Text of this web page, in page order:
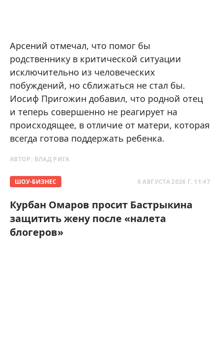
Арсений отмечал, что помог бы
родственнику в критической ситуации
исключительно из человеческих
побуждений, но сближаться не стал бы.
Иосиф Пригожин добавил, что родной отец
и теперь совершенно не реагирует на
происходящее, в отличие от матери, которая
всегда готова поддержать ребенка.
АВТОР: ВЛАД РИГА
ШОУ-БИЗНЕС 6 АВГУСТА 2026 Г. 11:47
Курбан Омаров просит Бастрыкина
защитить жену после «налета
блогеров»